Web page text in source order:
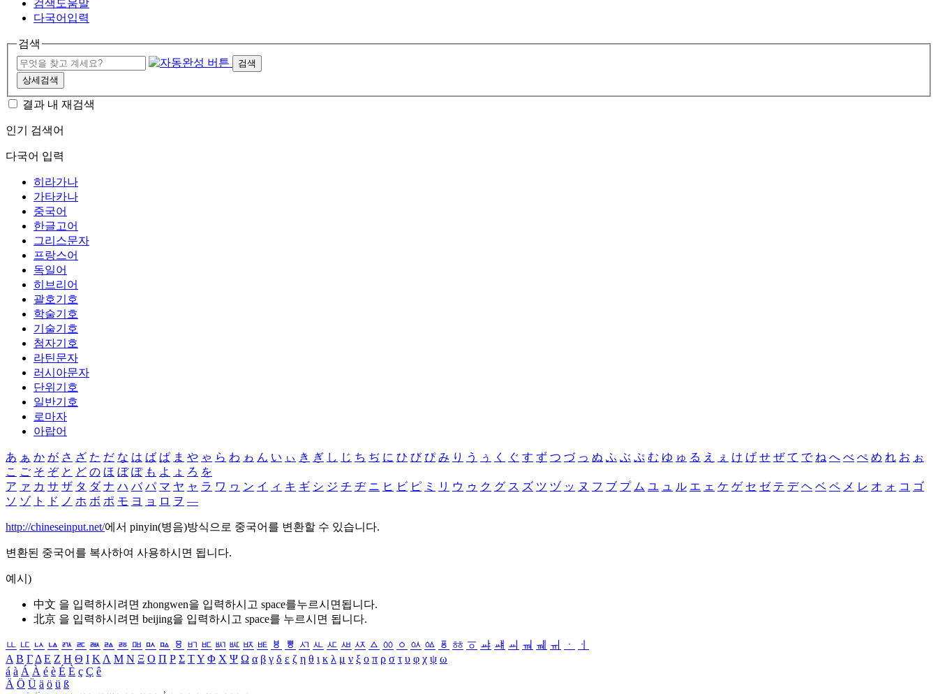
검색도움말
다국어입력
검색
검색
상세검색
결과 내 재검색
인기 검색어
다국어 입력
히라가나
가타카나
중국어
한글고어
그리스문자
프랑스어
독일어
히브리어
괄호기호
학술기호
기술기호
첨자기호
라틴문자
러시아문자
단위기호
일반기호
로마자
아랍어
あ ぁ か が さ ざ た だ な は ば ぱ ま や ゃ ら わ ゎ ん い ぃ き ぎ し じ ち ぢ に ひ び ぴ み り う ぅ く ぐ す ず つ づ っ ぬ ふ ぶ ぷ む ゆ ゅ る え ぇ け げ せ ぜ て で ね へ べ ぺ め れ お ぉ
こ ご そ ぞ と ど の ほ ぼ ぽ も よ ょ ろ を
ア ァ カ サ ザ タ ダ ナ ハ バ パ マ ヤ ャ ラ ワ ヮ ン イ ィ キ ギ シ ジ チ ヂ ニ ヒ ビ ピ ミ リ ウ ゥ ク グ ス ズ ツ ヅ ッ ヌ フ ブ プ ム ユ ュ ル エ ェ ケ ゲ セ ゼ テ デ ヘ ベ ペ メ レ オ ォ コ ゴ
ソ ゾ ト ド ノ ホ ボ ポ モ ヨ ョ ロ ヲ ―
http://chineseinput.net/에서 pinyin(병음)방식으로 중국어를 변환할 수 있습니다.
변환된 중국어를 복사하여 사용하시면 됩니다.
예시)
中文 을 입력하시려면 zhongwen을 입력하시고 space를누르시면됩니다.
北京 을 입력하시려면 beijing을 입력하시고 space를 누르시면 됩니다.
ㅥ ㅦ ㅧ ㅨ ㅩ ㅪ ㅫ ㅬ ㅭ ㅮ ㅯ ㅰ ㅱ ㅲ ㅳ ㅴ ㅵ ㅶ ㅷ ㅸ ㅹ ㅺ ㅻ ㅼ ㅽ ㅾ ㅿ ㆀ ㆁ ㆂ ㆃ ㆄ ㆅ ㆆ ㆇ ㆈ ㆉ ㆊ ㆋ ㆌ ㆍ
ㆎ
Α Β ΓΔ Ε Ζ Η Θ Ι ΚΛ Μ Ν Ξ Ο Π Ρ Σ ΤΥ Φ Χ Ψ Ω α β γ δ ε ζ η θ ι κ λ μ ν ξ ο π ρ σ τ υ φ χ ψ ω
á à Á À é è É È ç Ç ê
Ä Ö Ü ä ö ü ß